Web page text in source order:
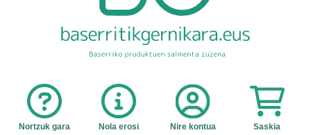
Nortzuk gara Nola erosi Nire kontua Saskia